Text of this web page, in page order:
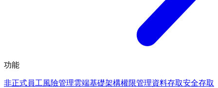
功能
非正式員工風險管理雲端基礎架構權限管理資料存取安全存取